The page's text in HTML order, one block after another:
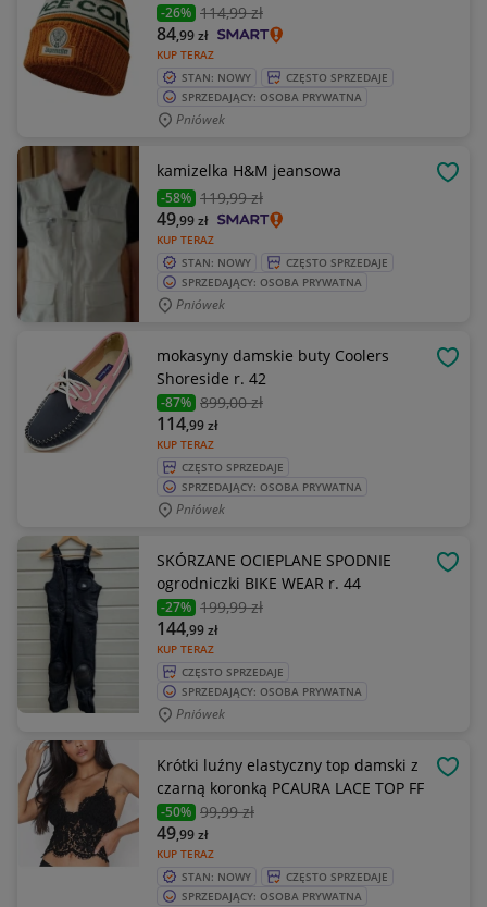
-26% 114,99 zł
KUP TERAZ
84,99zł
STAN: NOWY
CZĘSTO SPRZEDAJE
SPRZEDAJĄCY: OSOBA PRYWATNA
Pniówek
kamizelka H&M jeansowa
-58% 119,99 zł
KUP TERAZ
49,99zł
STAN: NOWY
CZĘSTO SPRZEDAJE
SPRZEDAJĄCY: OSOBA PRYWATNA
Pniówek
mokasyny damskie buty Coolers
Shoreside r. 42
-87% 899,00 zł
KUP TERAZ
114,99zł
CZĘSTO SPRZEDAJE
SPRZEDAJĄCY: OSOBA PRYWATNA
Pniówek
SKÓRZANE OCIEPLANE SPODNIE
ogrodniczki BIKE WEAR r. 44
-27% 199,99 zł
KUP TERAZ
144,99zł
CZĘSTO SPRZEDAJE
SPRZEDAJĄCY: OSOBA PRYWATNA
Pniówek
Krótki luźny elastyczny top damski z
czarną koronką PCAURA LACE TOP FF
-50% 99,99 zł
KUP TERAZ
49,99zł
STAN: NOWY
CZĘSTO SPRZEDAJE
SPRZEDAJĄCY: OSOBA PRYWATNA